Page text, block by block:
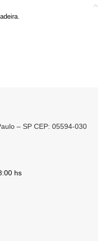
– SP CEP: 05594-030
hs